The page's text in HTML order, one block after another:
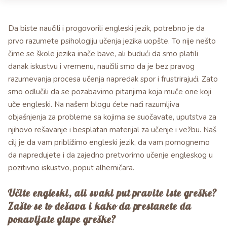
Da biste naučili i progovorili engleski jezik, potrebno je da
prvo razumete psihologiju učenja jezika uopšte. To nije nešto
čime se škole jezika inače bave, ali budući da smo platili
danak iskustvu i vremenu, naučili smo da je bez pravog
razumevanja procesa učenja napredak spor i frustrirajući. Zato
smo odlučili da se pozabavimo pitanjima koja muče one koji
uče engleski. Na našem blogu ćete naći razumljiva
objašnjenja za probleme sa kojima se suočavate, uputstva za
njihovo rešavanje i besplatan materijal za učenje i vežbu. Naš
cilj je da vam približimo engleski jezik, da vam pomognemo
da napredujete i da zajedno pretvorimo učenje engleskog u
pozitivno iskustvo, poput alhemičara.
Učite engleski, ali svaki put pravite iste greške?
Zašto se to dešava i kako da prestanete da
ponavljate glupe greške?